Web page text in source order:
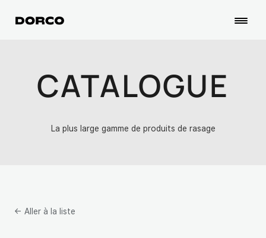
CATALOGUE
La plus large gamme de produits de rasage
← Aller à la liste